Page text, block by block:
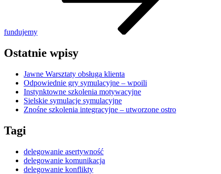
fundujemy
Ostatnie wpisy
Jawne Warsztaty obsługa klienta
Odpowiednie gry symulacyjne – wpoili
Instynktowne szkolenia motywacyjne
Sielskie symulacje symulacyjne
Znośne szkolenia integracyjne – utworzone ostro
Tagi
delegowanie asertywność
delegowanie komunikacja
delegowanie konflikty